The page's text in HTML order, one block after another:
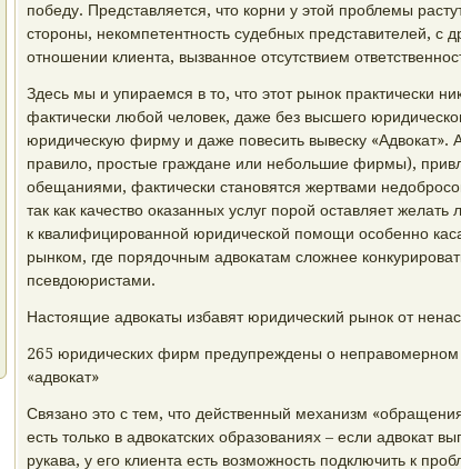
победу. Представляется, что корни у этой проблемы
стороны, некомпетентность судебных представителей, с
отношении клиента, вызванное отсутствием
Здесь мы и упираемся в то, что этот рынок практически
фактически любой человек, даже без высшего
юридическую фирму и даже повесить вывеску «Адвокат».
правило, простые граждане или небольшие фирмы),
обещаниями, фактически становятся жертвами
так как качество оказанных услуг порой оставляет
к квалифицированной юридической помощи особенно
рынком, где порядочным адвокатам сложнее
псевдоюристами.
Настоящие адвокаты избавят юридический рынок от
265 юридических фирм предупреждены о неправомерном
«адвокат»
Связано это с тем, что действенный механизм
есть только в адвокатских образованиях – если адвокат
рукава, у его клиента есть возможность подключить к